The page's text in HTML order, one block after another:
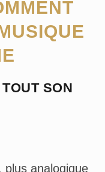
SON
plus analogique